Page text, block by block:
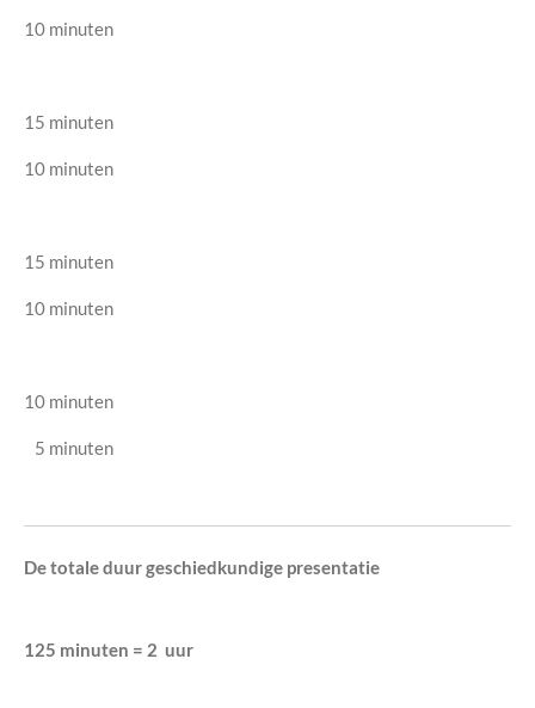
10 minuten
15 minuten
10 minuten
15 minuten
10 minuten
10 minuten
5 minuten
De totale duur geschiedkundige presentatie
125 minuten = 2 uur